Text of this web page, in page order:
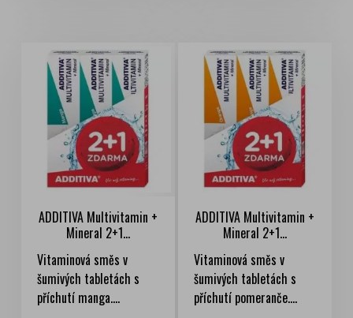
ADDITIVA Multivitamin +
Mineral 2+1...
Vitaminová směs v
šumivých tabletách s
příchutí manga....
ADDITIVA Multivitamin +
Mineral 2+1...
Vitaminová směs v
šumivých tabletách s
příchutí pomeranče....